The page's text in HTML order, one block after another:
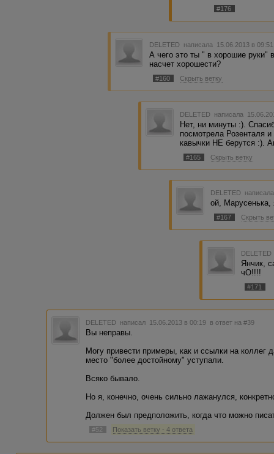
#176
DELETED написала 15.06.2013 в
А чего это ты " в хорошие руки"
насчет хорошести?
#160 Скрыть ветку
DELETED написала
Нет, ни минуты :).
посмотрела Розенталя
кавычки НЕ берутся :).
#165 Скрыть ветку
DELETED
ой, Марусенька,
#167 Скрыть
DELETED
Янчик,
чО!!!!
#171
DELETED написал 15.06.2013 в 00:19 в ответ на #39
Вы неправы.
Могу привести примеры, как и ссылки на коллег
место "более достойному" уступали.
Всяко бывало.
Но я, конечно, очень сильно лажанулся,
Должен был предположить, когда что можно
#52 Показать ветку - 4 ответа